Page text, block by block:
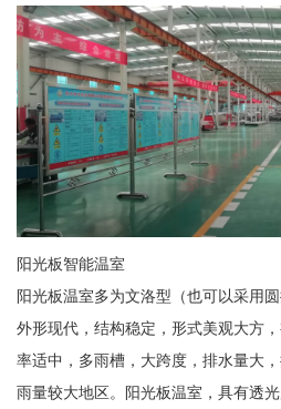
阳光板智能温室
阳光板温室多为文洛型（也可以采用
外形现代，结构稳定，形式美观大方
率适中，多雨槽，大跨度，排水量大
雨量较大地区。阳光板温室，具有透